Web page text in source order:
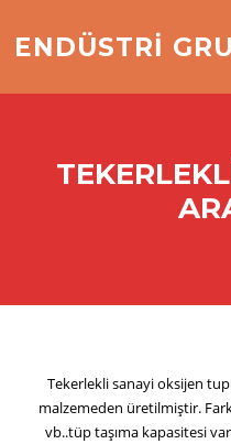
geçENDÜSTRİ
Tekerlekli sanayi oksijen
malzemeden üretilmiştir.
vb..tüp taşıma kapasitesi